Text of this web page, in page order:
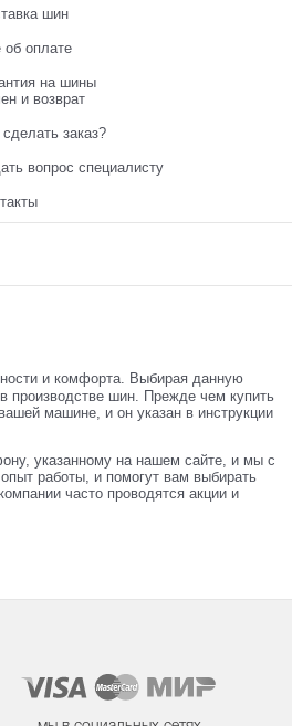
шин
об оплате
на шины
и возврат
сделать заказ?
вопрос специалисту
и комфорта. Выбирая данную
производстве шин. Прежде чем купить
машине, и он указан в инструкции
указанному на нашем сайте, и мы с
работы, и помогут вам выбирать
часто проводятся акции и